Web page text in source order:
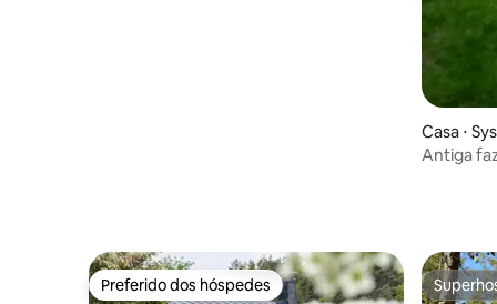
Casa ⋅
Antiga
Preferido dos hóspedes
Preferido dos hóspedes